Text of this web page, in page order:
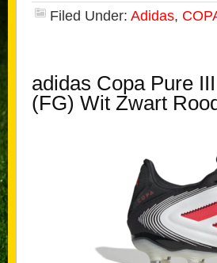
Filed Under: Adidas,
adidas Copa Pure
(FG) Wit Zwart